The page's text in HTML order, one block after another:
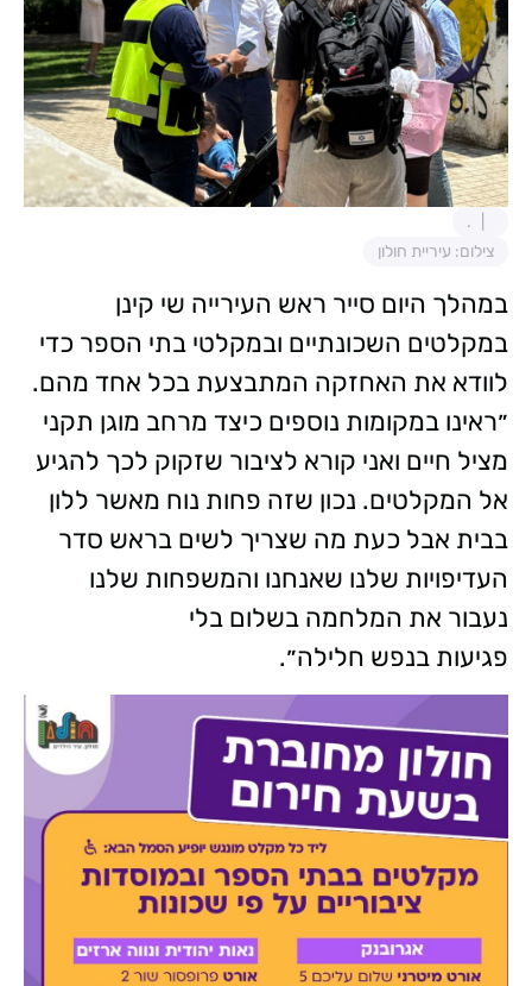
.
צילום: עיריית חולון
במהלך היום סייר ראש העירייה שי קינן
במקלטים השכונתיים ובמקלטי בתי הספר כדי
לוודא את האחזקה המתבצעת בכל אחד מהם.
״ראינו במקומות נוספים כיצד מרחב מוגן תקני
מציל חיים ואני קורא לציבור שזקוק לכך להגיע
אל המקלטים. נכון שזה פחות נוח מאשר ללון
בבית אבל כעת מה שצריך לשים בראש סדר
העדיפויות שלנו שאנחנו והמשפחות שלנו
נעבור את המלחמה בשלום בלי
פגיעות בנפש חלילה״.